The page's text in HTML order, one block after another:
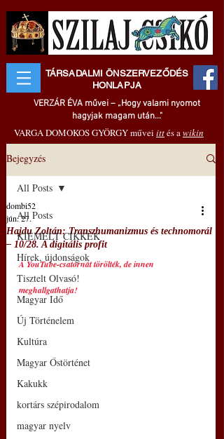
TÁRSADALMI ÖNSZERVEZŐDÉS
HONLAPJA
VERZÁR ÉVA művei – „Hogy valami nyomot
hagyjak magam után..."
VARGA DOMOKOS GYÖRGY művei ittés awikin
Bejegyzés
All Posts
KIEMELT CIKKEK
Hírek, újdonságok
Tisztelt Olvasó!
Magyar Idő
Új Történelem
Kultúra
Magyar Őstörténet
Kakukk
kortárs szépirodalom
magyar nyelv
All Posts
Hajdu Zoltán: Transzhumanizmus és technomorál
‒ 10/28. A digitális profit
dombi52
jún. 27.
A YouTube-csatornát törölték, de innen
meghallgathatja!